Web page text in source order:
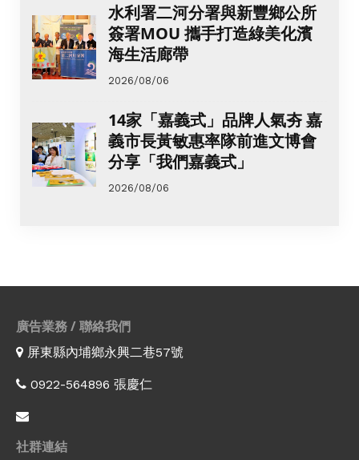
水利署二河分署與新豐鄉公所
簽署MOU 攜手打造綠美化濱
海生活廊帶
2026/08/06
14家「嘉義式」品牌人氣夯 嘉
義市長黃敏惠率隊前進文博會
分享「我們嘉義式」
2026/08/06
廣告業務 / 聯絡我們
屏東縣內埔鄉永興二巷57號
0922-564896 張慶仁
社群連結